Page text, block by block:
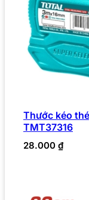
Thước kéo
TMT37316
28.000 ₫